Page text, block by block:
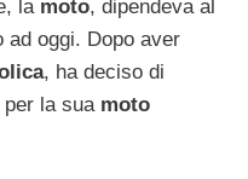
la moto, dipendeva al
ad oggi. Dopo aver
, ha deciso di
la sua moto